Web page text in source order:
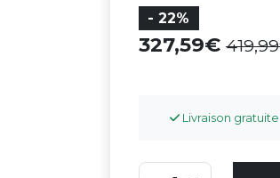
- 22%
327,59
Livraison gratuite